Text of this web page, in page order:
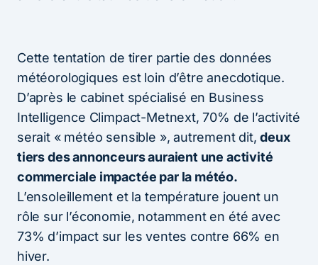
Cette tentation de tirer partie des données
météorologiques est loin d’être anecdotique.
D’après le cabinet spécialisé en Business
Intelligence Climpact-Metnext, 70% de l’activité
serait « météo sensible », autrement dit,deux
tiers des annonceurs auraient une activité
commerciale impactée par la météo.
L’ensoleillement et la température jouent un
rôle sur l’économie, notamment en été avec
73% d’impact sur les ventes contre 66% en
hiver.